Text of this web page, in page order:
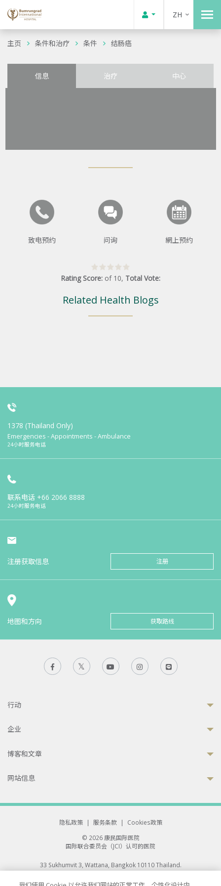
ZH
主页 条件和治疗 条件 结肠癌
信息 治疗 中心
致电预约 问询 網上预约
Rating Score: of 10, Total Vote:
Related Health Blogs
1378 (Thailand Only)
Emergencies - Appointments - Ambulance
24小时服务电话
联系电话 +66 2066 8888
24小时服务电话
注册获取信息 注册
地图和方向 获取路线
行动
企业
博客和文章
网站信息
隐私政策 | 服务条款 |
Cookies政策
© 2026 康民国际医院
国际联合委员会（JCI）认可的医院
33 Sukhumvit 3, Wattana, Bangkok 10110 Thailand.
All rights reserved.